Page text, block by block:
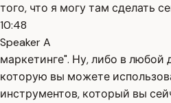
того, что я могу там сделать
10:48
Speaker A
маркетинге". Ну, либо в любой
которую вы можете
инструментов, который вы